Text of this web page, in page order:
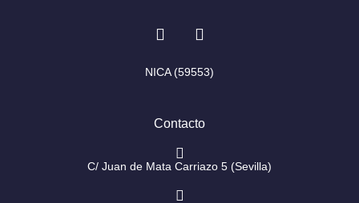
I
n
t
r
F
a
e
o
f
NICA (59553)
Contacto
C/ Juan de Mata Carriazo 5 (Sevilla)